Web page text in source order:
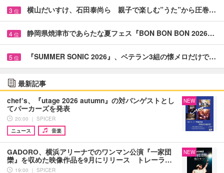
3 位 横山だいすけ、石田泰尚ら 親子で楽しむ”うた”から圧巻…
4 位 静岡県焼津市であらたな夏フェス『BON BON BON 2026…
5 位 『SUMMER SONIC 2026』、ベテラン3組の懐メロだけで…
最新記事
chef’s、『utage 2026 autumn』の対バンゲストとし
てパーカーズを発表
20:00 ｜ SPICER
ニュース
音楽
NEW
GADORO、横浜アリーナでのワンマン公演『一家団
欒』を収めた映像作品を9月にリリース トレーラ…
19:00 ｜ SPICER
NEW